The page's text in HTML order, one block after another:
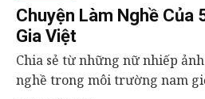
Chuyện Làm Nghề Của
Gia Việt
Chia sẻ từ những nữ nhiếp
nghề trong môi trường nam